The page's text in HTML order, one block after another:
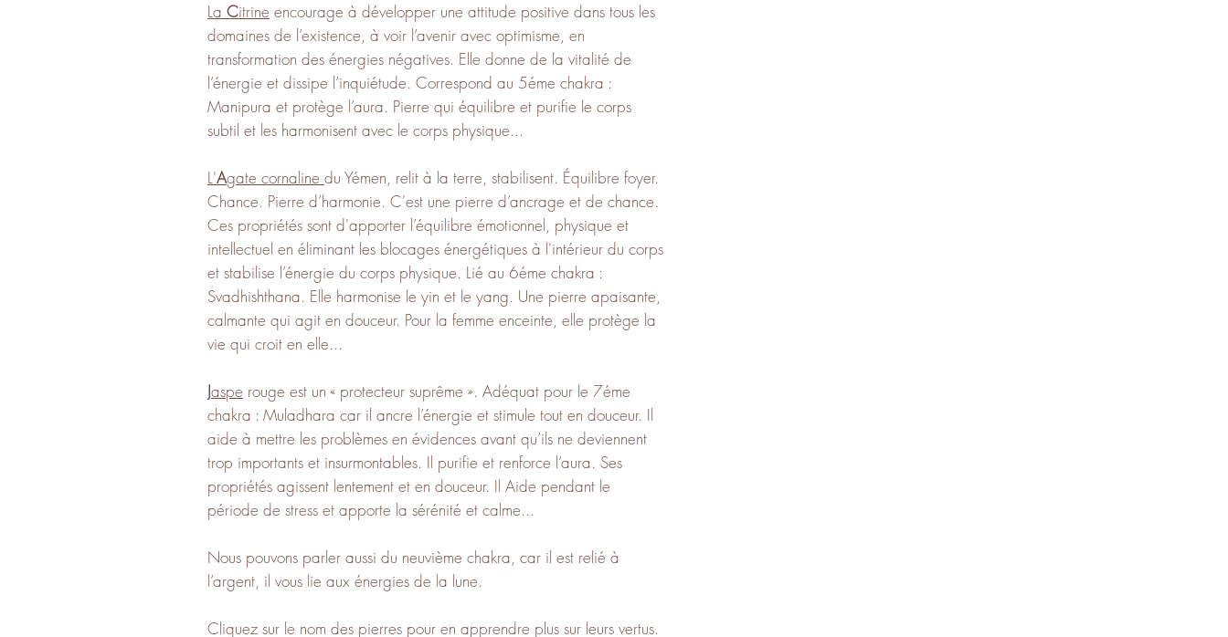
La Citrine encourage à développer une attitude positive dans tous les
domaines de l’existence, à voir l’avenir avec optimisme, en
transformation des énergies négatives. Elle donne de la vitalité de
l’énergie et dissipe l’inquiétude. Correspond au 5éme chakra :
Manipura et protège l’aura. Pierre qui équilibre et purifie le corps
subtil et les harmonisent avec le corps physique...
L'Agate cornaline du Yémen, relit à la terre, stabilisent. Équilibre foyer.
Chance. Pierre d’harmonie. C'est une pierre d’ancrage et de chance.
Ces propriétés sont d'apporter l’équilibre émotionnel, physique et
intellectuel en éliminant les blocages énergétiques à l'intérieur du corps
et stabilise l’énergie du corps physique. Lié au 6éme chakra :
Svadhishthana. Elle harmonise le yin et le yang. Une pierre apaisante,
calmante qui agit en douceur. Pour la femme enceinte, elle protège la
vie qui croit en elle...
Jaspe rouge est un « protecteur suprême ». Adéquat pour le 7éme
chakra : Muladhara car il ancre l’énergie et stimule tout en douceur. Il
aide à mettre les problèmes en évidences avant qu’ils ne deviennent
trop importants et insurmontables. Il purifie et renforce l’aura. Ses
propriétés agissent lentement et en douceur. Il Aide pendant le
période de stress et apporte la sérénité et calme...
Nous pouvons parler aussi du neuvième chakra, car il est relié à
l’argent, il vous lie aux énergies de la lune.
Cliquez sur le nom des pierres pour en apprendre plus sur leurs vertus.